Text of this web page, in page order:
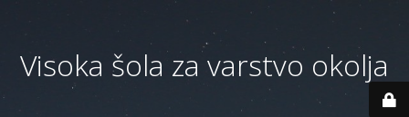
Visoka šola za varstvo okolja